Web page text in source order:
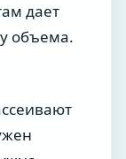
дает
объема.